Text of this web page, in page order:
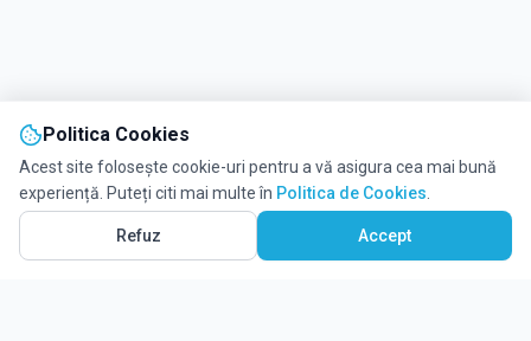
Politica Cookies
Acest site folosește cookie-uri pentru a vă asigura cea mai bună
experiență. Puteți citi mai multe în Politica de Cookies
Refuz Accept